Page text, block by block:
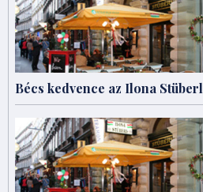
Bécs kedvence az Ilona Stüberl